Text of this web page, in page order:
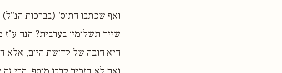
ואף שכתבו התוס' (בברכות
שייך תשלומין בערבית? הנה
היא חובה של קדושת היום, אלא